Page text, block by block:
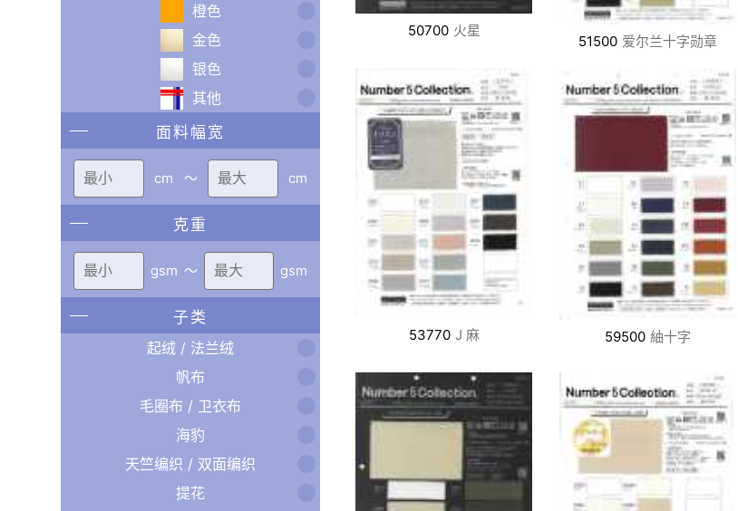
橙色
金色
银色
其他
面料幅宽
cm 〜 cm
克重
gsm 〜 gsm
子类
起绒 / 法兰绒
帆布
毛圈布 / 卫衣布
海豹
天竺编织 / 双面编织
提花
50700 火星
51500 爱尔兰十字勋章
53770 J 麻 59500 紬十字